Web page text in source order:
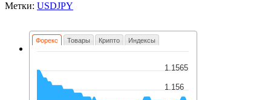
Метки: USDJPY
Форекс Товары Крипто Индексы
1.156
1.1565